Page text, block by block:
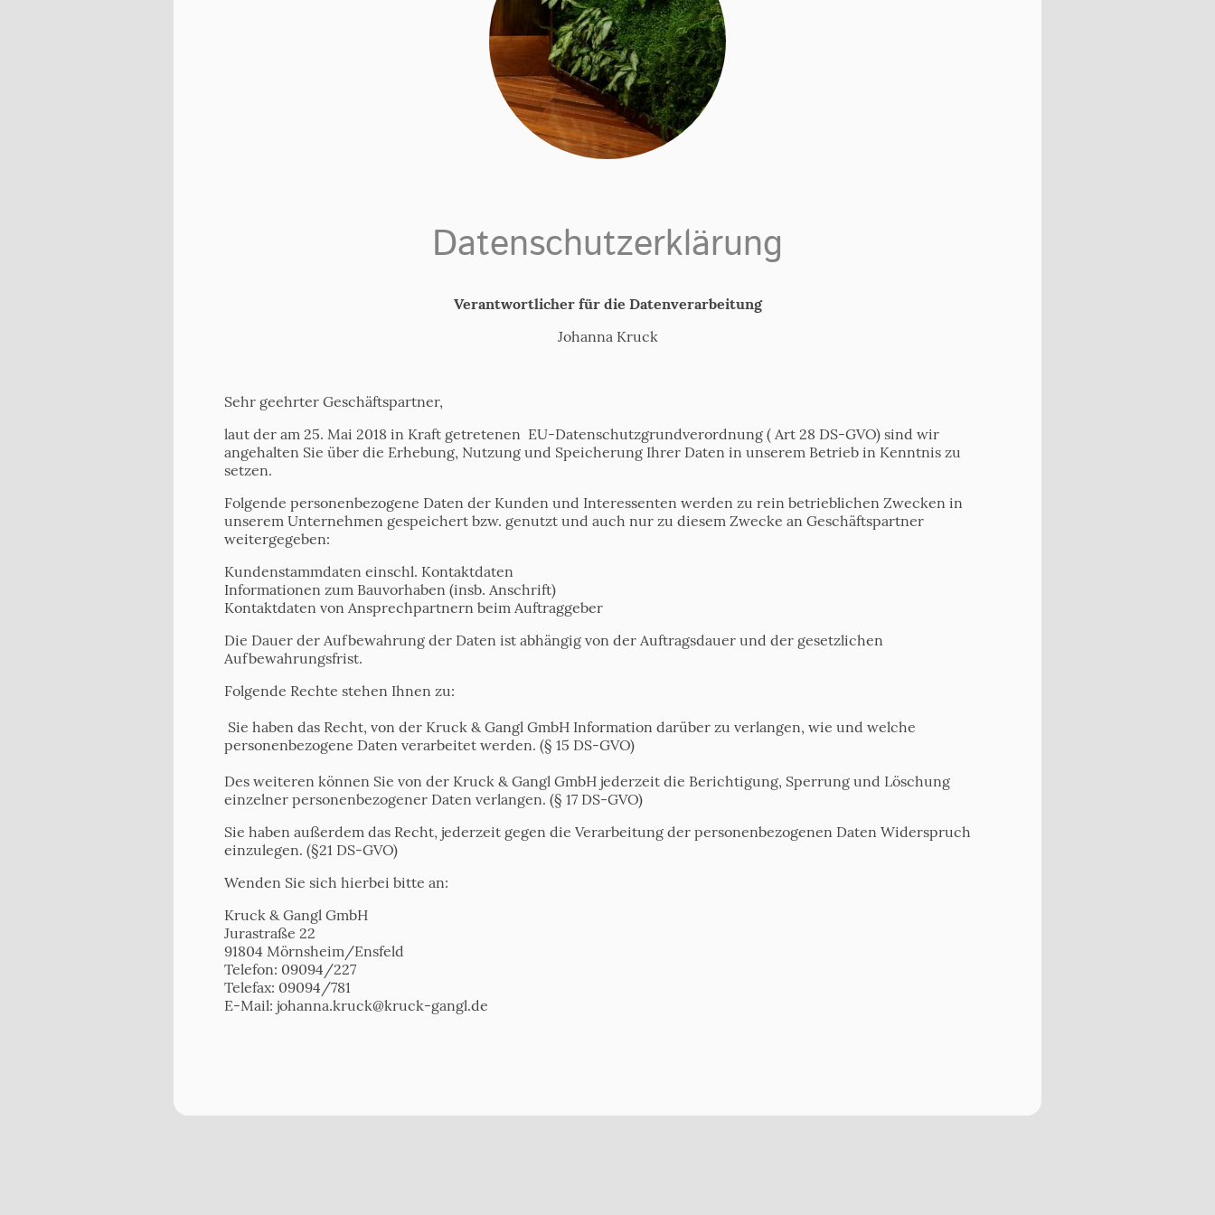
Datenschutzerklärung
Verantwortlicher für die Datenverarbeitung
Johanna Kruck
Sehr geehrter Geschäftspartner,
laut der am 25. Mai 2018 in Kraft getretenen EU-Datenschutzgrundverordnung ( Art 28 DS-GVO) sind wir
angehalten Sie über die Erhebung, Nutzung und Speicherung Ihrer Daten in unserem Betrieb in Kenntnis zu
setzen.
Folgende personenbezogene Daten der Kunden und Interessenten werden zu rein betrieblichen Zwecken in
unserem Unternehmen gespeichert bzw. genutzt und auch nur zu diesem Zwecke an Geschäftspartner
weitergegeben:
Kundenstammdaten einschl. Kontaktdaten
Informationen zum Bauvorhaben (insb. Anschrift)
Kontaktdaten von Ansprechpartnern beim Auftraggeber
Die Dauer der Aufbewahrung der Daten ist abhängig von der Auftragsdauer und der gesetzlichen
Aufbewahrungsfrist.
Folgende Rechte stehen Ihnen zu:
Sie haben das Recht, von der Kruck & Gangl GmbH Information darüber zu verlangen, wie und welche
personenbezogene Daten verarbeitet werden. (§ 15 DS-GVO)
Des weiteren können Sie von der Kruck & Gangl GmbH jederzeit die Berichtigung, Sperrung und Löschung
einzelner personenbezogener Daten verlangen. (§ 17 DS-GVO)
Sie haben außerdem das Recht, jederzeit gegen die Verarbeitung der personenbezogenen Daten Widerspruch
einzulegen. (§21 DS-GVO)
Wenden Sie sich hierbei bitte an:
Kruck & Gangl GmbH
Jurastraße 22
91804 Mörnsheim/Ensfeld
Telefon: 09094/227
Telefax: 09094/781
E-Mail: johanna.kruck@kruck-gangl.de